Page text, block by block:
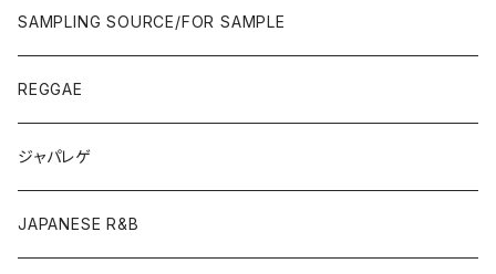
ROCK/AOR
LP
JAPANESE
OTHERS
7"/12"
JAPANESE
OTHERS
SAMPLING SOURCE/FOR SAMPLE
REGGAE
ジャパレゲ
JAPANESE R&B